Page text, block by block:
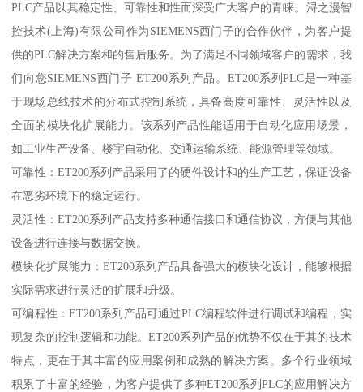
PLC产品以其稳定性、可靠性和性而深受广大客户的青睐。浔之漫智
控技术(上海)有限公司作为SIEMENS西门子的合作伙伴，为客户提
供的PLC解决方案和的售后服务。为了满足不同领域客户的需求，我
们向您SIEMENS西门子 ET200系列产品。ET200系列PLC是一种基
于现场总线技术的分布式控制系统，具备高度可靠性、灵活性以及
全面的模块化扩展能力。该系列产品性能适用于自动化应用场景，
如工业生产设备、楼宇自动化、交通运输系统、能源管理等领域。
可靠性：ET200系列产品采用了的硬件设计和的生产工艺，保证设备
在恶劣环境下的稳定运行。
灵活性：ET200系列产品支持多种通信接口和通信协议，方便与其他
设备进行连接与数据交换。
模块化扩展能力：ET200系列产品具备强大的模块化设计，能够根据
实际需求进行灵活的扩展和升级。
可编程性：ET200系列产品可通过PLC编程软件进行调试和编程，实
现复杂的控制逻辑和功能。ET200系列产品的优势不仅在于其的技术
特点，更在于其丰富的应用案例和成熟的解决方案。多个行业领域
积累了丰富的经验，为客户提供了多种ET200系列PLC的应用解决方